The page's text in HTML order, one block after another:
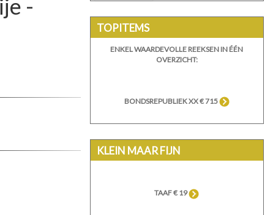
-
TOPITEMS
ENKEL WAARDEVOLLE REEKSEN IN ÉÉN
OVERZICHT:
BONDSREPUBLIEK XX € 715
KLEIN MAAR FIJN
TAAF € 19